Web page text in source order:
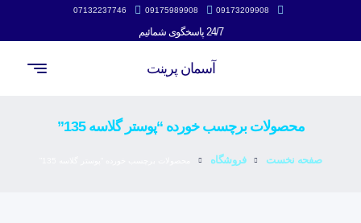
09173209908
09175989908
07132237746
24/7 پاسخگوی شمائیم
آسمان پرینت
محصولات برچسب خورده “پوستر گلاسه 135”
صفحه نخست فروشگاه